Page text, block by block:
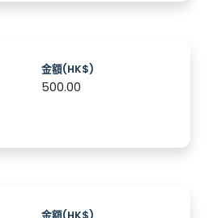
金額(HK$)
500.00